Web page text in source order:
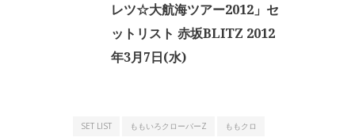
レツ☆大航海ツアー2012」セ
ットリスト 赤坂BLITZ 2012
年3月7日(水)
SET LIST ももいろクローバーZ ももクロ